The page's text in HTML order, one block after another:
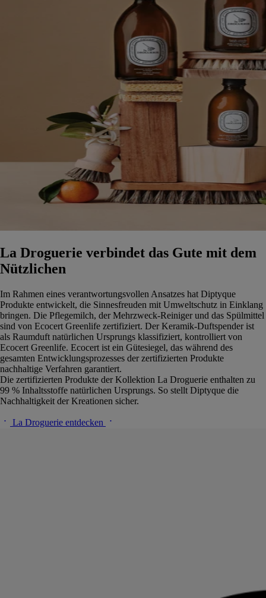
La Droguerie verbindet das Gute mit dem
Nützlichen
Im Rahmen eines verantwortungsvollen Ansatzes hat Diptyque
Produkte entwickelt, die Sinnesfreuden mit Umweltschutz in Einklang
bringen. Die Pflegemilch, der Mehrzweck-Reiniger und das Spülmittel
sind von Ecocert Greenlife zertifiziert. Der Keramik-Duftspender ist
als Raumduft natürlichen Ursprungs klassifiziert, kontrolliert von
Ecocert Greenlife. Ecocert ist ein Gütesiegel, das während des
gesamten Entwicklungsprozesses der zertifizierten Produkte
nachhaltige Verfahren garantiert.
Die zertifizierten Produkte der Kollektion La Droguerie enthalten zu
99 % Inhaltsstoffe natürlichen Ursprungs. So stellt Diptyque die
Nachhaltigkeit der Kreationen sicher.
La Droguerie entdecken